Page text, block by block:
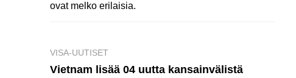
ovat melko erilaisia.
VISA-UUTISET
Vietnam lisää 04 uutta kansainvälistä